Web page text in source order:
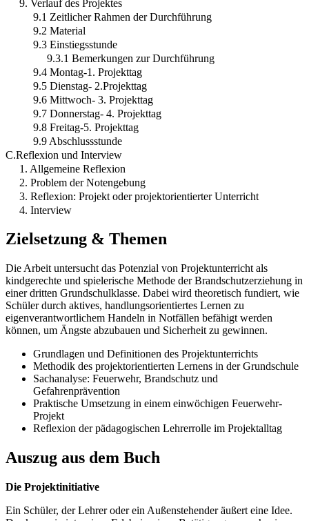
9. Verlauf des Projektes
9.1 Zeitlicher Rahmen der Durchführung
9.2 Material
9.3 Einstiegsstunde
9.3.1 Bemerkungen zur Durchführung
9.4 Montag-1. Projekttag
9.5 Dienstag- 2.Projekttag
9.6 Mittwoch- 3. Projekttag
9.7 Donnerstag- 4. Projekttag
9.8 Freitag-5. Projekttag
9.9 Abschlussstunde
C.Reflexion und Interview
1. Allgemeine Reflexion
2. Problem der Notengebung
3. Reflexion: Projekt oder projektorientierter Unterricht
4. Interview
Zielsetzung & Themen
Die Arbeit untersucht das Potenzial von Projektunterricht als
kindgerechte und spielerische Methode der Brandschutzerziehung in
einer dritten Grundschulklasse. Dabei wird theoretisch fundiert, wie
Schüler durch aktives, handlungsorientiertes Lernen zu
eigenverantwortlichem Handeln in Notfällen befähigt werden
können, um Ängste abzubauen und Sicherheit zu gewinnen.
Grundlagen und Definitionen des Projektunterrichts
Methodik des projektorientierten Lernens in der Grundschule
Sachanalyse: Feuerwehr, Brandschutz und
Gefahrenprävention
Praktische Umsetzung in einem einwöchigen Feuerwehr-
Projekt
Reflexion der pädagogischen Lehrerrolle im Projektalltag
Auszug aus dem Buch
Die Projektinitiative
Ein Schüler, der Lehrer oder ein Außenstehender äußert eine Idee.